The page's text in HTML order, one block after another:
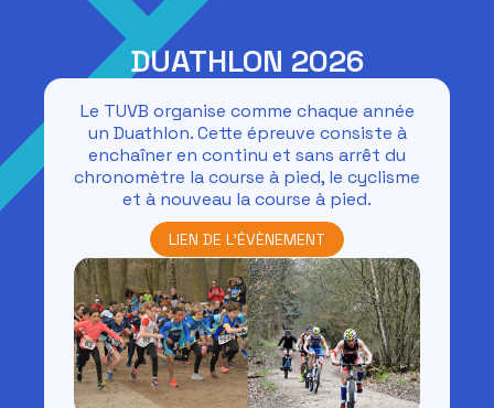
DUATHLON 2026
Le TUVB organise comme chaque année
un Duathlon. Cette épreuve consiste à
enchaîner en continu et sans arrêt du
chronomètre la course à pied, le cyclisme
et à nouveau la course à pied.
LIEN DE L'ÉVÈNEMENT